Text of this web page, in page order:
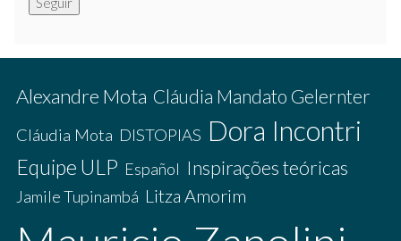
Alexandre Mota Cláudia Mandato Gelernter
Cláudia Mota DISTOPIAS Dora Incontri
Equipe ULP Español Inspirações teóricas
Jamile Tupinambá Litza Amorim